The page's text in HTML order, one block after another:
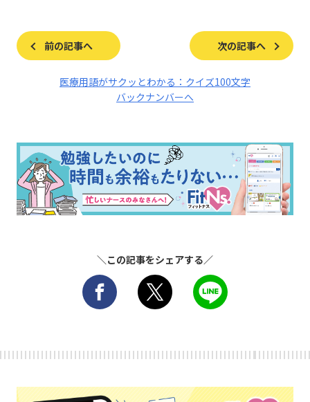
前の記事へ 次の記事へ
医療用語がサクッとわかる：クイズ100文字
バックナンバーへ
＼この記事をシェアする／